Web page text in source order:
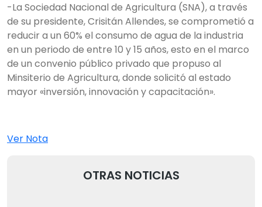
-La Sociedad Nacional de Agricultura (SNA), a través
de su presidente, Crisitán Allendes, se comprometió a
reducir a un 60% el consumo de agua de la industria
en un periodo de entre 10 y 15 años, esto en el marco
de un convenio público privado que propuso al
Minsiterio de Agricultura, donde solicitó al estado
mayor «inversión, innovación y capacitación».
Ver Nota
OTRAS NOTICIAS